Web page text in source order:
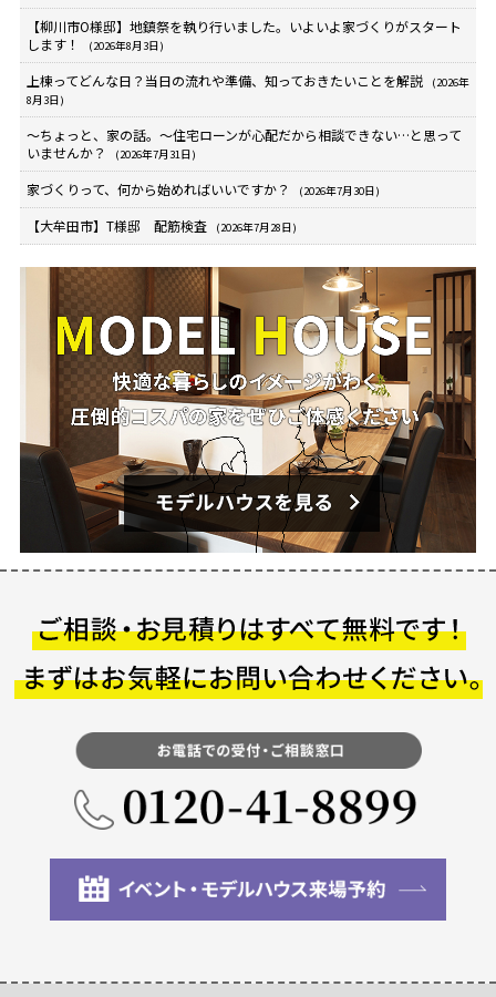
【柳川市O様邸】地鎮祭を執り行いました。いよいよ家づくりがスタート
します！
(2026年8月3日)
上棟ってどんな日？当日の流れや準備、知っておきたいことを解説
(2026年
8月3日)
～ちょっと、家の話。～住宅ローンが心配だから相談できない…と思って
いませんか？
(2026年7月31日)
家づくりって、何から始めればいいですか？ (2026年7月30日)
【大牟田市】T様邸 配筋検査 (2026年7月28日)